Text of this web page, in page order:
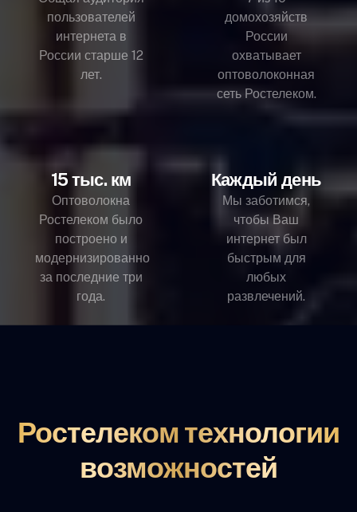
пользователей
интернета в
России старше 12
лет.
домохозяйств
России
охватывает
оптоволоконная
сеть Ростелеком.
15 тыс. км
Оптоволокна
Ростелеком было
построено и
модернизированно
за последние три
года.
Каждый день
Мы заботимся,
чтобы Ваш
интернет был
быстрым для
любых
развлечений.
Ростелеком технологии
возможностей